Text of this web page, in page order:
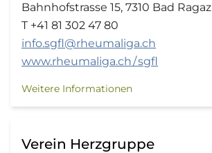
Bahnhofstrasse 15, 7310 Bad Ragaz
T +41 81 302 47 80
info.sgfl@rheumaliga.ch
www.rheumaliga.ch / sgfl
Weitere Informationen
Verein Herzgruppe